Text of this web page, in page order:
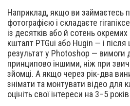
Наприклад, якщо ви займаєтесь
фотографією і складаєте
із десятків або й сотень
кшталт PTGui або Hugin — і
результат у Photoshop — вимоги
принципово іншими, ніж при
зйомці. А якщо через рік-два
знімати та монтувати відео для
оцініть свої інтереси на 3–5